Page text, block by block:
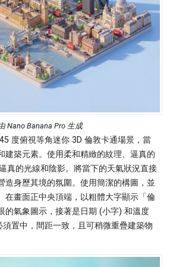
Nano Banana Pro 生成
45 度俯視等角迷你 3D 倫敦卡通場景，當
建築元素。使用柔和精緻的紋理、逼真的
真的光線和陰影。將當下的天氣狀況直接
造身歷其境的氛圍。使用簡潔的構圖，並
在畫面正中央頂端，以粗體大字顯示「倫
的氣象圖示，接著是日期 (小字) 和溫度
置中，間距一致，且可稍微重疊建築物